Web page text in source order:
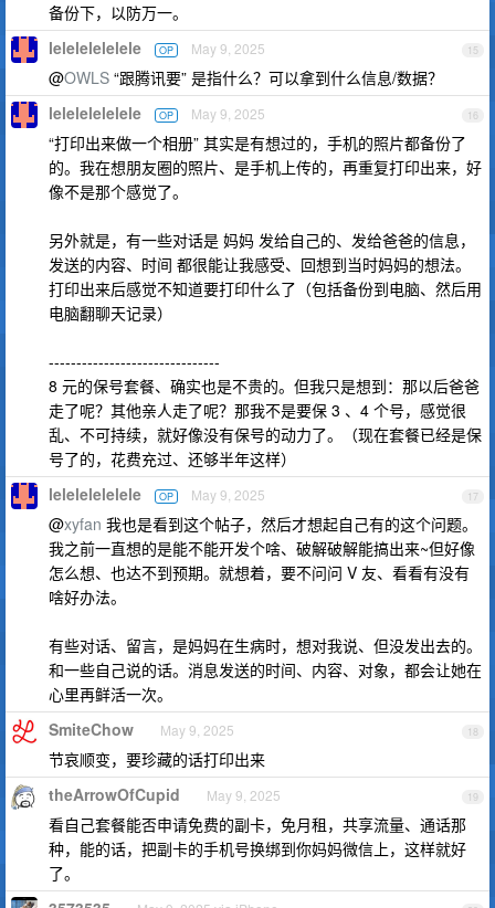
备份下，以防万一。
15
lelelelelelele OP May 9, 2025
@OWLS “跟腾讯要” 是指什么？可以拿到什么信息/数据？
16
lelelelelelele OP May 9, 2025
“打印出来做一个相册” 其实是有想过的，手机的照片都备份了
的。我在想朋友圈的照片、是手机上传的，再重复打印出来，好
像不是那个感觉了。
另外就是，有一些对话是 妈妈 发给自己的、发给爸爸的信息，
发送的内容、时间 都很能让我感受、回想到当时妈妈的想法。
打印出来后感觉不知道要打印什么了（包括备份到电脑、然后用
电脑翻聊天记录）
-------------------------------
8 元的保号套餐、确实也是不贵的。但我只是想到：那以后爸爸
走了呢？其他亲人走了呢？那我不是要保 3 、4 个号，感觉很
乱、不可持续，就好像没有保号的动力了。（现在套餐已经是保
号了的，花费充过、还够半年这样）
17
lelelelelelele OP May 9, 2025
@xyfan 我也是看到这个帖子，然后才想起自己有的这个问题。
我之前一直想的是能不能开发个啥、破解破解能搞出来~但好像
怎么想、也达不到预期。就想着，要不问问 V 友、看看有没有
啥好办法。
有些对话、留言，是妈妈在生病时，想对我说、但没发出去的。
和一些自己说的话。消息发送的时间、内容、对象，都会让她在
心里再鲜活一次。
18
SmiteChow May 9, 2025
节哀顺变，要珍藏的话打印出来
19
theArrowOfCupid May 9, 2025
看自己套餐能否申请免费的副卡，免月租，共享流量、通话那
种，能的话，把副卡的手机号换绑到你妈妈微信上，这样就好
了。